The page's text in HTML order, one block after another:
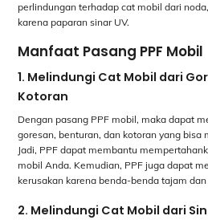
perlindungan terhadap cat mobil dari
karena paparan sinar UV.
Manfaat Pasang PPF Mobil
1. Melindungi Cat Mobil dari
Kotoran
Dengan pasang PPF mobil, maka dapat
goresan, benturan, dan kotoran yang bisa
Jadi, PPF dapat membantu
mobil Anda. Kemudian, PPF juga dapat
kerusakan karena benda-benda tajam dan
2. Melindungi Cat Mobil dari